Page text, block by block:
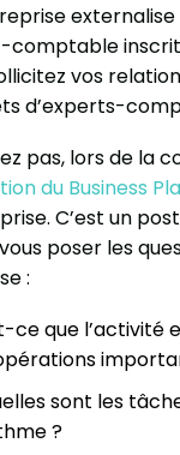
inscrit
vos
d’experts-
pas, lors de la
du Business
C’est un
poser les
:
ce que l’activité
sont les
?